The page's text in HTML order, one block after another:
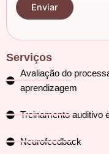
Serviços
Avaliação do
aprendizagem
Treinamento auditivo
Neurofeedback